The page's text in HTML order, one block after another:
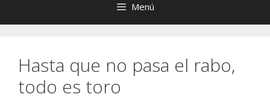
Menú
Hasta que no pasa el rabo,
todo es toro